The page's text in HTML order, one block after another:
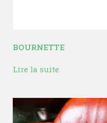
BOURNETTE
Lire la suite